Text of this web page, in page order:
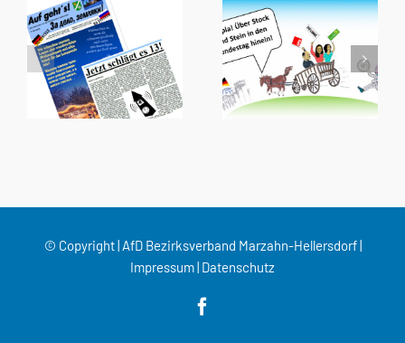
© Copyright | AfD Bezirksverband Marzahn-Hellersdorf |
Impressum| Datenschutz